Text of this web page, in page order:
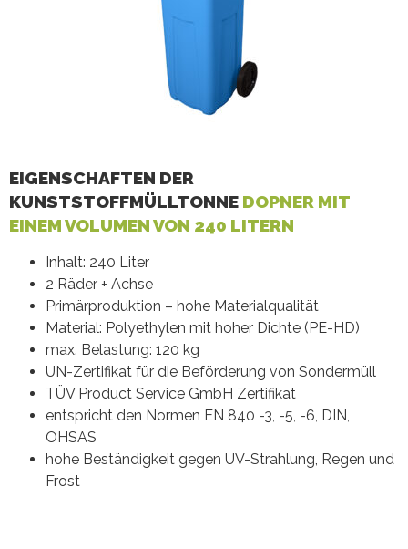
EIGENSCHAFTEN DER
KUNSTSTOFFMÜLLTONNE DOPNER MIT
EINEM VOLUMEN VON 240 LITERN
Inhalt: 240 Liter
2 Räder + Achse
Primärproduktion – hohe Materialqualität
Material: Polyethylen mit hoher Dichte (PE-HD)
max. Belastung: 120 kg
UN-Zertifikat für die Beförderung von Sondermüll
TÜV Product Service GmbH Zertifikat
entspricht den Normen EN 840 -3, -5, -6, DIN,
OHSAS
hohe Beständigkeit gegen UV-Strahlung, Regen und
Frost